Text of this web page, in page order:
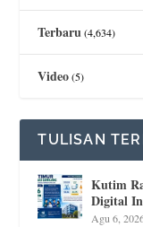
Terbaru(4,634)
Video(5)
TULISAN
Kutim
Digital
Agu 6,